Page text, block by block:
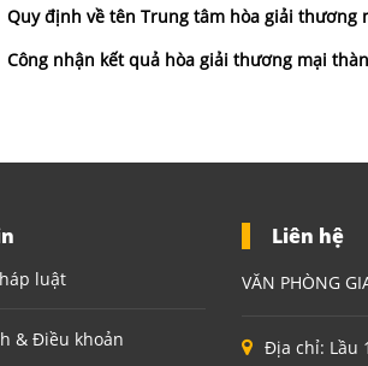
Quy định về tên Trung tâm hòa giải thương
Công nhận kết quả hòa giải thương mại
luật
& Điều khoản
Liên hệ
VĂN PHÒNG
Địa chỉ: Lầu